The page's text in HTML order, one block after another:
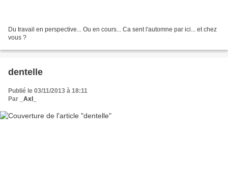
Du travail en perspective... Ou en cours... Ca sent l'automne par ici... et chez
vous ?
dentelle
Publié le 03/11/2013 à 18:11
Par
_Axl_